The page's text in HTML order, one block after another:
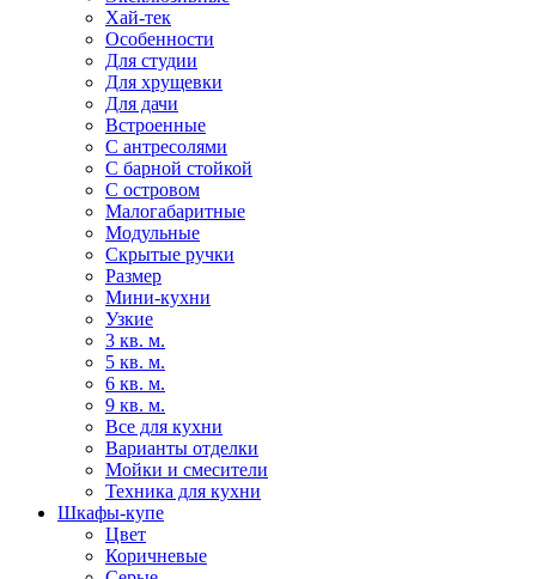
Хай-тек
Особенности
Для студии
Для хрущевки
Для дачи
Встроенные
С антресолями
С барной стойкой
С островом
Малогабаритные
Модульные
Скрытые ручки
Размер
Мини-кухни
Узкие
3 кв. м.
5 кв. м.
6 кв. м.
9 кв. м.
Все для кухни
Варианты отделки
Мойки и смесители
Техника для кухни
Шкафы-купе
Цвет
Коричневые